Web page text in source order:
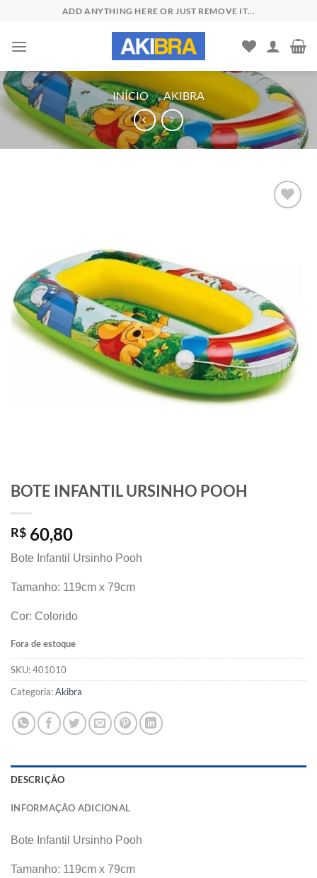
content
ADD ANYTHING HERE OR JUST REMOVE IT...
INÍCIO / AKIBRA
BOTE INFANTIL URSINHO POOH
R$ 60,80
Bote Infantil Ursinho Pooh
Tamanho: 119cm x 79cm
Cor: Colorido
Fora de estoque
SKU:401010
Categoria:Akibra
DESCRIÇÃO
INFORMAÇÃO ADICIONAL
Bote Infantil Ursinho Pooh
Tamanho: 119cm x 79cm